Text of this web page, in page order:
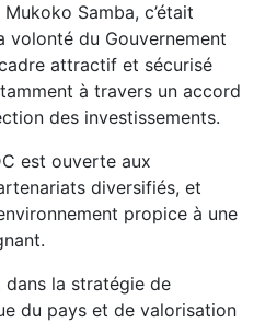
Samba, c’était
volonté du Gouvernement
attractif et sécurisé
à travers un accord
des investissements.
est ouverte aux
diversifiés, et
propice à une
dans la stratégie de
du pays et de valorisation